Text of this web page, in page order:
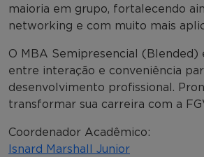
maioria em grupo, fortalecendo
networking e com muito mais
O MBA Semipresencial (Blended)
entre interação e conveniência
desenvolvimento profissional.
transformar sua carreira com a
Coordenador Acadêmico:
Isnard Marshall Junior